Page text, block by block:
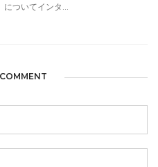
についてインタ...